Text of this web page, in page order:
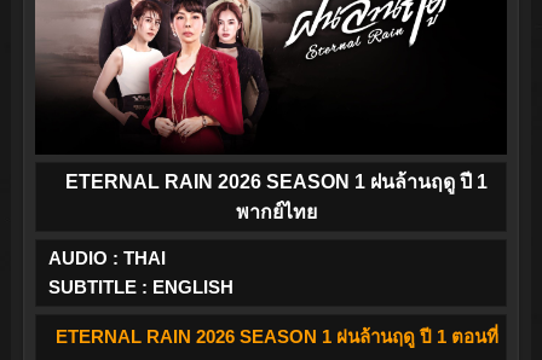
ETERNAL RAIN 2026 SEASON 1 ฝนล้านฤดู ปี 1
พากย์ไทย
AUDIO : THAI
SUBTITLE : ENGLISH
ETERNAL RAIN 2026 SEASON 1 ฝนล้านฤดู ปี 1 ตอนที่